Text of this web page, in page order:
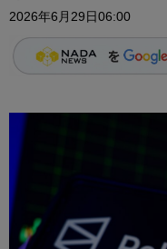
2026年6月29日06:00